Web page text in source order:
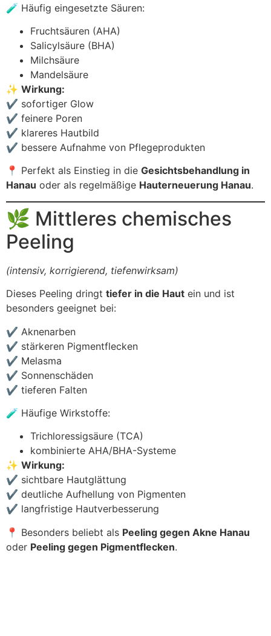
🧪 Häufig eingesetzte Säuren:
Fruchtsäuren (AHA)
Salicylsäure (BHA)
Milchsäure
Mandelsäure
✨ Wirkung:
✔ sofortiger Glow
✔ feinere Poren
✔ klareres Hautbild
✔ bessere Aufnahme von Pflegeprodukten
📍 Perfekt als Einstieg in die Gesichtsbehandlung in
Hanau oder als regelmäßige Hauterneuerung Hanau.
🌿 Mittleres chemisches
Peeling
(intensiv, korrigierend, tiefenwirksam)
Dieses Peeling dringt tiefer in die Haut ein und ist
besonders geeignet bei:
✔ Aknenarben
✔ stärkeren Pigmentflecken
✔ Melasma
✔ Sonnenschäden
✔ tieferen Falten
🧪 Häufige Wirkstoffe:
Trichloressigsäure (TCA)
kombinierte AHA/BHA-Systeme
✨ Wirkung:
✔ sichtbare Hautglättung
✔ deutliche Aufhellung von Pigmenten
✔ langfristige Hautverbesserung
📍 Besonders beliebt als Peeling gegen Akne Hanau
oder Peeling gegen Pigmentflecken.